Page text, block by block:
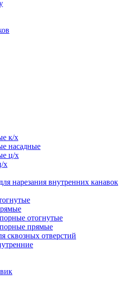
к/х
насадные
ц/х
х
нарезания внутренних канавок
отогнутые
прямые
сквозных отверстий